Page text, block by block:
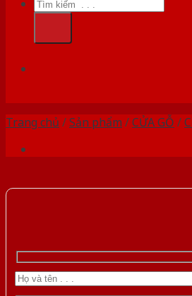
kiếm:
Trang chủ /Sản phẩm /CỬA GỖ /